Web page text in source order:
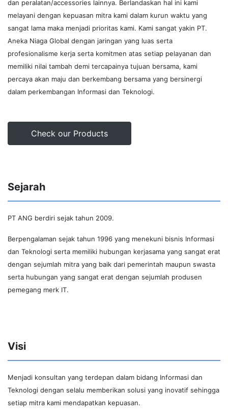
dan peralatan/accessories lainnya. Berlandaskan hal ini kami
melayani dengan kepuasan mitra kami dalam kurun waktu yang
sangat lama maka menjadi prioritas kami. Kami sangat yakin PT.
Aneka Niaga Global dengan jaringan yang luas serta
profesionalisme kerja serta komitmen atas setiap pelayanan dan
memiliki nilai tambah demi tercapainya tujuan bersama, kami
percaya akan maju dan berkembang bersama yang bersinergi
dalam perkembangan Informasi dan Teknologi.
Check our Products
Sejarah
PT ANG berdiri sejak tahun 2009.
Berpengalaman sejak tahun 1996 yang menekuni bisnis Informasi
dan Teknologi serta memiliki hubungan kerjasama yang sangat erat
dengan sejumlah mitra yang baik dari pemerintah maupun swasta
serta hubungan yang sangat erat dengan sejumlah produsen
pemegang merk IT.
Visi
Menjadi konsultan yang terdepan dalam bidang Informasi dan
Teknologi dengan selalu memberikan solusi yang inovatif sehingga
setiap mitra kami mendapatkan kepuasan.